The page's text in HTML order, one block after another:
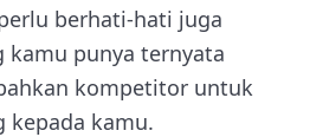
berhati-hati juga
kamu punya ternyata
kompetitor untuk
kepada kamu.